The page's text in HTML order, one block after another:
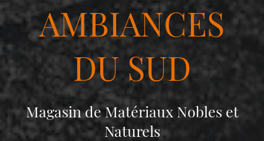
AMBIANCES
DU SUD
Magasin de Matériaux Nobles et
Naturels